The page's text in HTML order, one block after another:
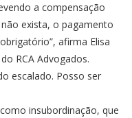
a compensação
exista, o pagamento
afirma Elisa
RCA Advogados.
escalado. Posso ser
insubordinação, que